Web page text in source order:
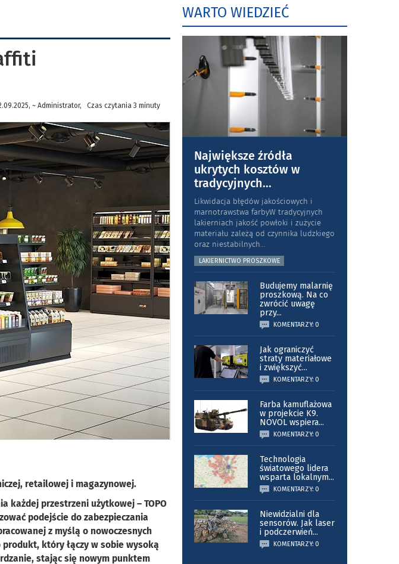
~ Administrator, Czas czytania 3 minuty
retailowej i magazynowej.
każdej przestrzeni użytkowej – TOPO
podejście do zabezpieczania
z myślą o nowoczesnych
który łączy w sobie wysoką
stając się nowym punktem
WARTO WIEDZIEĆ
Największe źródła
ukrytych kosztów w
tradycyjnych...
Likwidacja błędów jakościowych i
marnotrawstwa farbyW tradycyjnych
lakierniach jakość powłoki i zużycie
materiału zależą od czynnika ludzkiego
oraz niestabilnych...
LAKIERNICTWO PROSZKOWE
Budujemy malarnię
proszkową. Na co
zwrócić uwagę
przy...
KOMENTARZY: 0
Jak ograniczyć
straty materiałowe
i zwiększyć...
KOMENTARZY: 0
Farba kamuflażowa
w projekcie K9.
NOVOL wspiera...
KOMENTARZY: 0
Technologia
światowego lidera
wsparta lokalnym...
KOMENTARZY: 0
Niewidzialni dla
sensorów. Jak laser
i podczerwień...
KOMENTARZY: 0